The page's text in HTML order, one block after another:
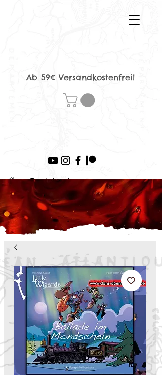
Ab 59€ Versandkostenfrei!
> Produktseite